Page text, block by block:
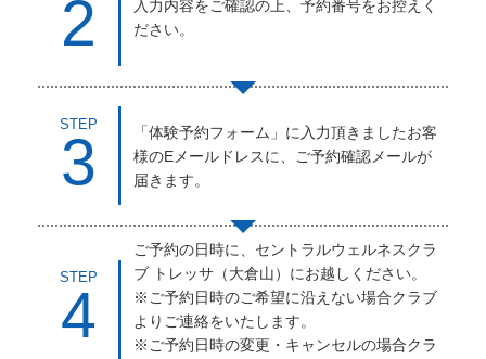
2
入力内容をご確認の上、予約番号をお控えく
ださい。
STEP
3
「体験予約フォーム」に入力頂きましたお客
様のEメールドレスに、ご予約確認メールが
届きます。
STEP
4
ご予約の日時に、セントラルウェルネスクラ
ブ トレッサ（大倉山）にお越しください。
※ご予約日時のご希望に沿えない場合クラブ
よりご連絡をいたします。
※ご予約日時の変更・キャンセルの場合クラ